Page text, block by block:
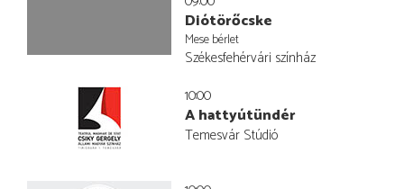
Diótörőcske
Mese bérlet
Székesfehérvári színház
10:00
A hattyútündér
Temesvár Stúdió